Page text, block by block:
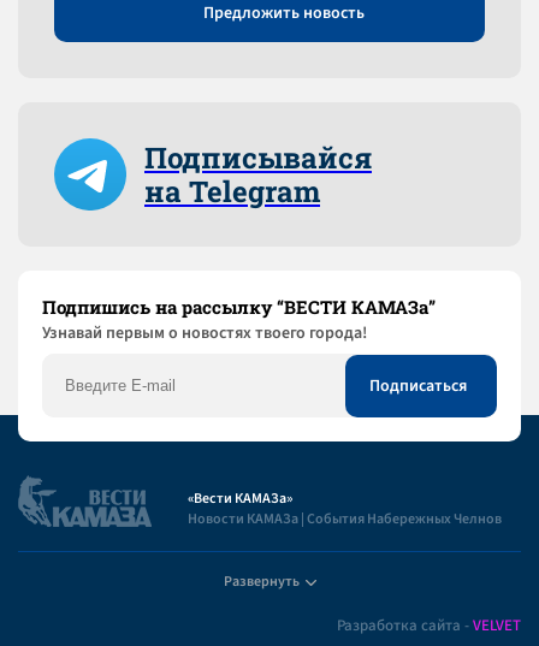
Предложить новость
Подписывайся
на Telegram
Подпишись на рассылку “ВЕСТИ КАМАЗа”
Узнaвай первым о новостях твоего города!
«Вести КАМАЗа»
Новости КАМАЗа | События Набережных Челнов
Развернуть
Разработка сайта -VELVET